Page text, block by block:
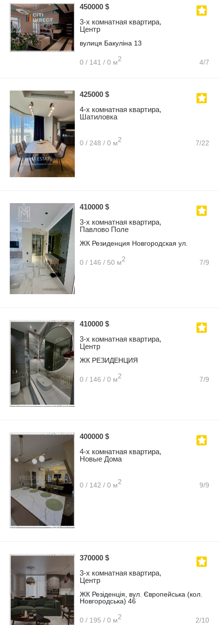
450000 $
3-х комнатная квартира,
Центр
вулиця Бакуліна 13
0 / 141 / 0 м2 4/7
425000 $
4-х комнатная квартира,
Шатиловка
0 / 248 / 0 м2 7/22
410000 $
3-х комнатная квартира,
Павлово Поле
ЖК Резиденция Новгородская ул.
0 / 146 / 50 м2 7/9
410000 $
3-х комнатная квартира,
Центр
ЖК РЕЗИДЕНЦИЯ
0 / 146 / 0 м2 7/9
400000 $
4-х комнатная квартира,
Новые Дома
0 / 142 / 0 м2 9/9
370000 $
3-х комнатная квартира,
Центр
ЖК Резіденція, вул. Європейська (кол.
Новгородська) 46
0 / 195 / 0 м2 2/10